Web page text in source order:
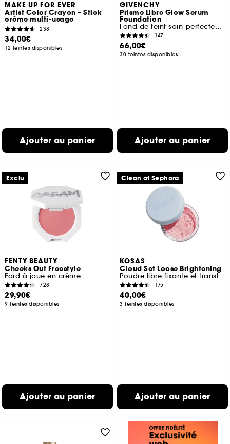
MAKE UP FOR EVER
Artist Color Crayon – Stick
crème multi-usage
238
34,00€
12 teintes disponibles
Ajouter au panier
GIVENCHY
Prisme Libre Glow Serum
Foundation
Fond de teint soin-perfecteur hydratant
147
66,00€
30 teintes disponibles
Ajouter au panier
FENTY BEAUTY
Cheeks Out Freestyle
Fard à joue en crème
728
29,90€
9 teintes disponibles
Ajouter au panier
Exclu
KOSAS
Cloud Set Loose Brightening
Poudre libre fixante et translucide
175
40,00€
3 teintes disponibles
Ajouter au panier
Clean at Sephora